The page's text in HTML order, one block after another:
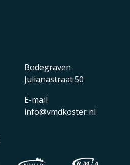
Bodegraven
Julianastraat 50
E-mail
info@vmdkoster.nl